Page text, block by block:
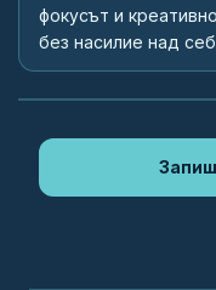
фокусът и
без насилие над